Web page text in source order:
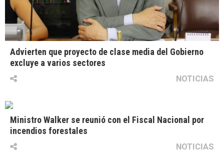
Advierten que proyecto de clase media del Gobierno
excluye a varios sectores
NOTICIAS
Ministro Walker se reunió con el Fiscal Nacional por
incendios forestales
NOTICIAS